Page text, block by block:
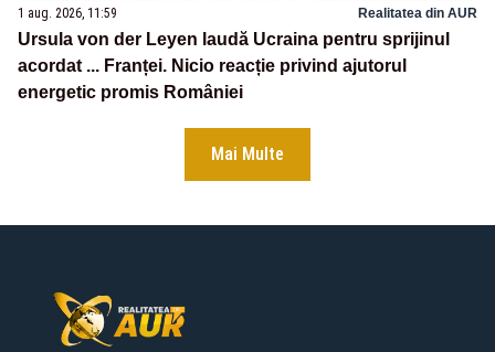
1 aug. 2026, 11:59 Realitatea din AUR
Ursula von der Leyen laudă Ucraina pentru sprijinul
acordat ... Franței. Nicio reacție privind ajutorul
energetic promis României
Mai Multe